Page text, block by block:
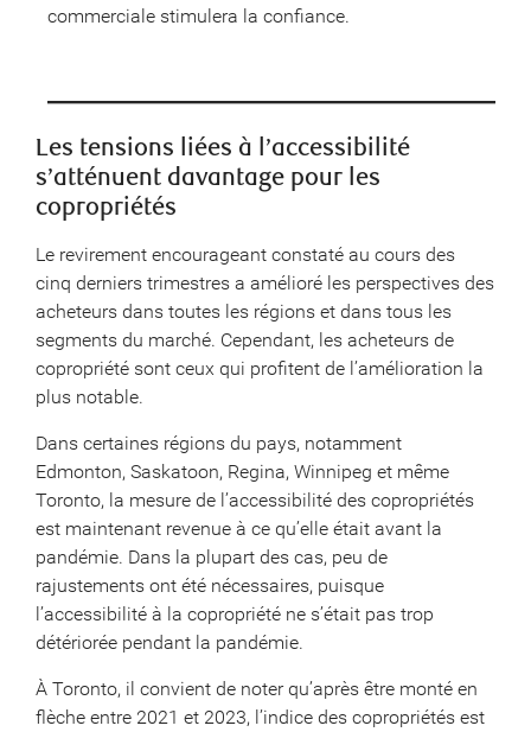
commerciale stimulera la confiance.
Les tensions liées à l’accessibilité
s’atténuent davantage pour les
copropriétés
Le revirement encourageant constaté au cours des
cinq derniers trimestres a amélioré les perspectives des
acheteurs dans toutes les régions et dans tous les
segments du marché. Cependant, les acheteurs de
copropriété sont ceux qui profitent de l’amélioration la
plus notable.
Dans certaines régions du pays, notamment
Edmonton, Saskatoon, Regina, Winnipeg et même
Toronto, la mesure de l’accessibilité des copropriétés
est maintenant revenue à ce qu’elle était avant la
pandémie. Dans la plupart des cas, peu de
rajustements ont été nécessaires, puisque
l’accessibilité à la copropriété ne s’était pas trop
détériorée pendant la pandémie.
À Toronto, il convient de noter qu’après être monté en
flèche entre 2021 et 2023, l’indice des copropriétés est